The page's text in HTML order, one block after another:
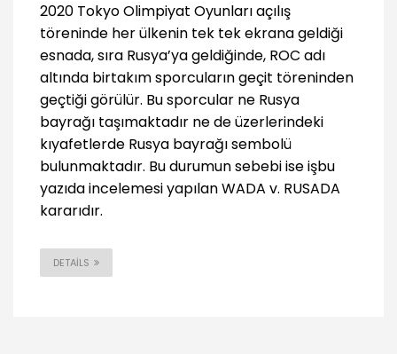
2020 Tokyo Olimpiyat Oyunları açılış
töreninde her ülkenin tek tek ekrana geldiği
esnada, sıra Rusya’ya geldiğinde, ROC adı
altında birtakım sporcuların geçit töreninden
geçtiği görülür. Bu sporcular ne Rusya
bayrağı taşımaktadır ne de üzerlerindeki
kıyafetlerde Rusya bayrağı sembolü
bulunmaktadır. Bu durumun sebebi ise işbu
yazıda incelemesi yapılan WADA v. RUSADA
kararıdır.
DETAILS